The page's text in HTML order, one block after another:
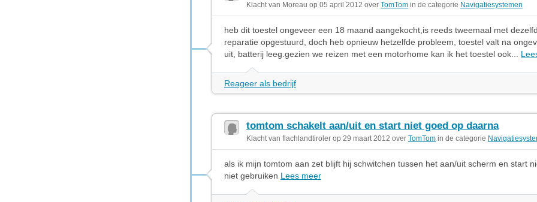
Klacht van Moreau op 05 april 2012 over TomTom in de categorie Navigatiesystemen
heb dit toestel ongeveer een 18 maand aangekocht,is reeds tweemaal met
reparatie opgestuurd, doch heb opnieuw hetzelfde probleem, toestel valt na
uit, batterij leeg.gezien we reizen met een motorhome kan ik het toestel ook...
Reageer als bedrijf
tomtom schakelt aan/uit en start niet goed op daarna
Klacht van flachlandtiroler op 29 maart 2012 over TomTom in de categorie
als ik mijn tomtom aan zet blijft hij schwitchen tussen het aan/uit scherm en start
niet gebruiken Lees meer